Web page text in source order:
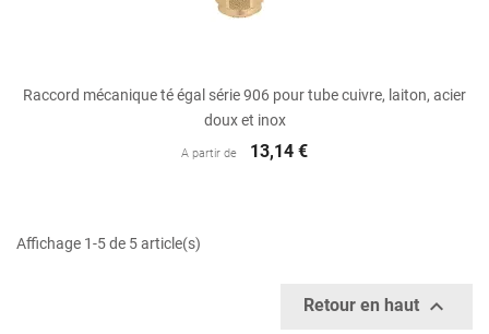
Raccord mécanique té égal série 906 pour tube cuivre, laiton, acier
doux et inox
A partir de 13,14 €
Affichage 1-5 de 5 article(s)
Retour en haut 